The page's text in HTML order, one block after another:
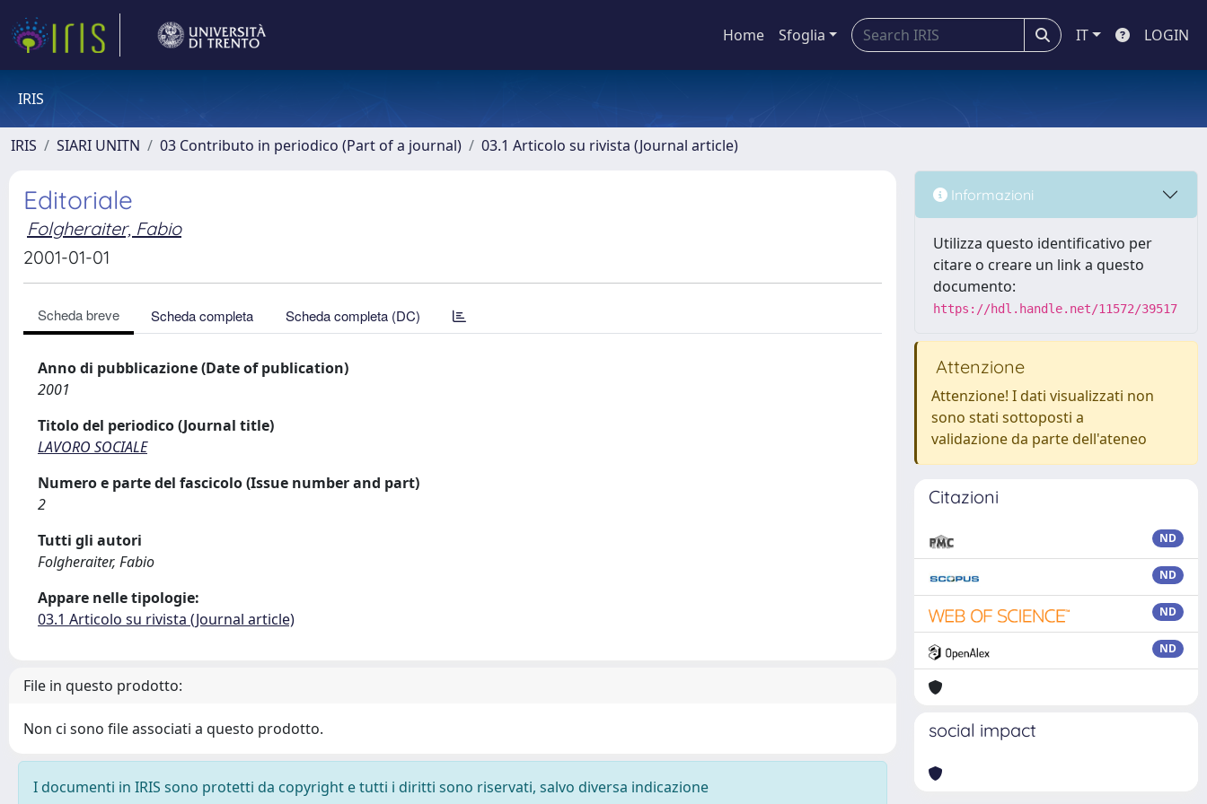
Home Sfoglia IT LOGIN
IRIS
IRIS SIARI UNITN 03 Contributo in periodico (Part of a journal) 03.1 Articolo su rivista (Journal article)
Editoriale
Folgheraiter, Fabio
2001-01-01
Scheda breve Scheda completa Scheda completa (DC)
Anno di pubblicazione (Date of publication)
2001
Titolo del periodico (Journal title)
LAVORO SOCIALE
Numero e parte del fascicolo (Issue number and part)
2
Tutti gli autori
Folgheraiter, Fabio
Appare nelle tipologie:
03.1 Articolo su rivista (Journal article)
File in questo prodotto:
Non ci sono file associati a questo prodotto.
I documenti in IRIS sono protetti da copyright e tutti i diritti sono riservati, salvo diversa indicazione
Informazioni
Utilizza questo identificativo per
citare o creare un link a questo
documento:
https://hdl.handle.net/11572/39517
Attenzione
Attenzione! I dati visualizzati non
sono stati sottoposti a
validazione da parte dell'ateneo
Citazioni
ND
ND
ND
ND
social impact